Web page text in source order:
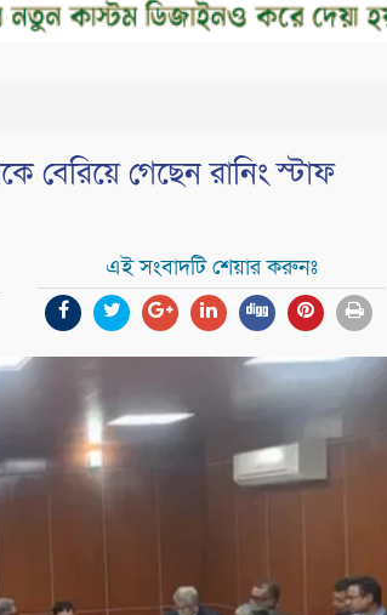
বেরিয়ে গেছেন রানিং স্টাফ
এই সংবাদটি শেয়ার করুনঃ